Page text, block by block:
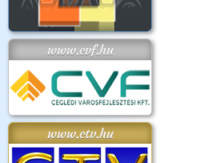
www.cvf.hu
www.ctv.hu